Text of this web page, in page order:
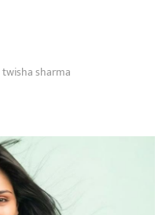
twisha sharma